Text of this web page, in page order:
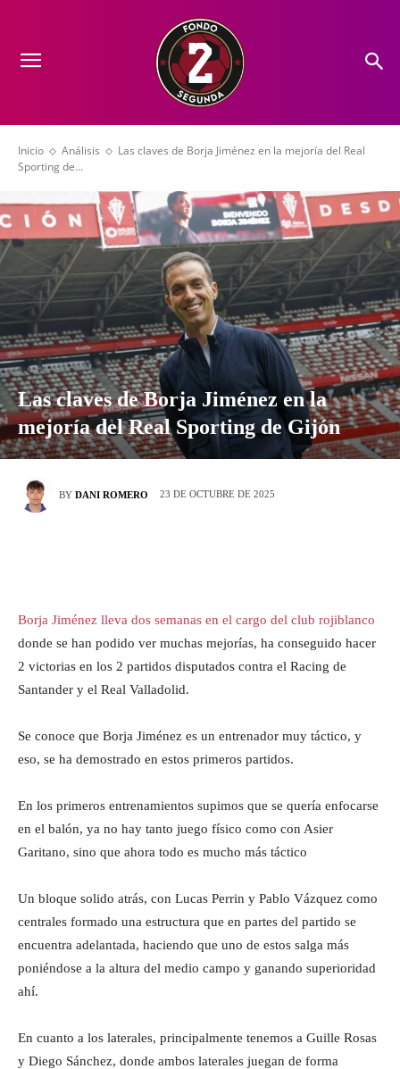
Inicio Análisis
Las claves de Borja Jiménez en la mejoría del Real
Sporting de...
Las claves de Borja Jiménez en la
mejoría del Real Sporting de Gijón
BY DANI ROMERO 23 DE OCTUBRE DE 2025
Borja Jiménez lleva dos semanas en el cargo del club rojiblanco
donde se han podido ver muchas mejorías, ha conseguido hacer
2 victorias en los 2 partidos disputados contra el Racing de
Santander y el Real Valladolid.
Se conoce que Borja Jiménez es un entrenador muy táctico, y
eso, se ha demostrado en estos primeros partidos.
En los primeros entrenamientos supimos que se quería enfocarse
en el balón, ya no hay tanto juego físico como con Asier
Garitano, sino que ahora todo es mucho más táctico
Un bloque solido atrás, con Lucas Perrin y Pablo Vázquez como
centrales formado una estructura que en partes del partido se
encuentra adelantada, haciendo que uno de estos salga más
poniéndose a la altura del medio campo y ganando superioridad
ahí.
En cuanto a los laterales, principalmente tenemos a Guille Rosas
y Diego Sánchez, donde ambos laterales juegan de forma